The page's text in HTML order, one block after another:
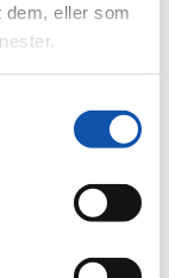
dem, eller som